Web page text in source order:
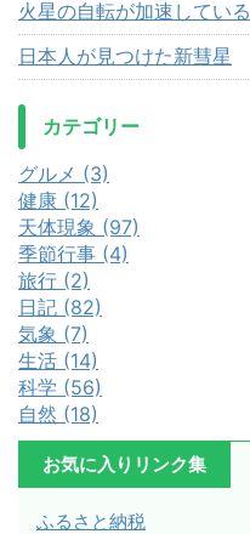
火星の自転が加速してい
日本人が見つけた新彗星
カテゴリー
グルメ (3)
健康 (12)
天体現象 (97)
季節行事 (4)
旅行 (2)
日記 (82)
気象 (7)
生活 (14)
科学 (56)
自然 (18)
お気に入りリンク集
ふるさと納税